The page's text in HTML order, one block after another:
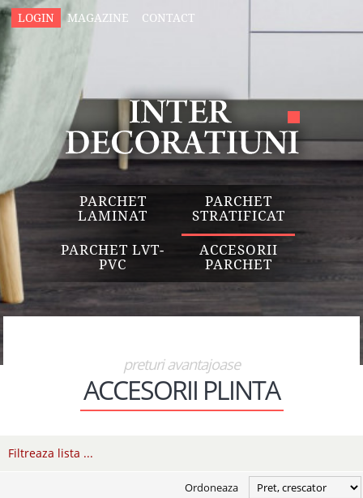
LOGIN MAGAZINE CONTACT
PARCHET
LAMINAT
PARCHET
STRATIFICAT
PARCHET LVT-
PVC
ACCESORII
PARCHET
preturi avantajoase
ACCESORII PLINTA
Filtreaza lista ...
Ordoneaza